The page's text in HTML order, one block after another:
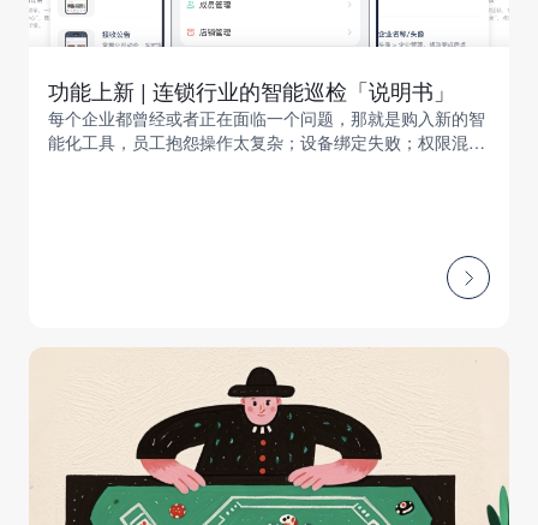
功能上新 | 连锁行业的智能巡检「说明书」
每个企业都曾经或者正在面临一个问题，那就是购入新的智
能化工具，员工抱怨操作太复杂；设备绑定失败；权限混乱